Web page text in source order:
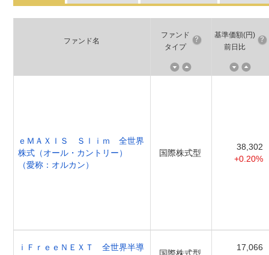
ファンド名
ファンド
タイプ
基準価額(円)
前日比
ｅＭＡＸＩＳ Ｓｌｉｍ 全世界
株式（オール・カントリー）
（愛称：オルカン）
国際株式型
38,302
+0.20%
ｉＦｒｅｅＮＥＸＴ 全世界半導
17,066